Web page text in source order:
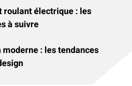
roulant électrique : les
à suivre
: les tendances